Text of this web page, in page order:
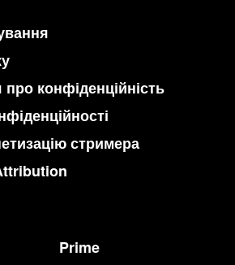
конфіденційність
стримера
Prime